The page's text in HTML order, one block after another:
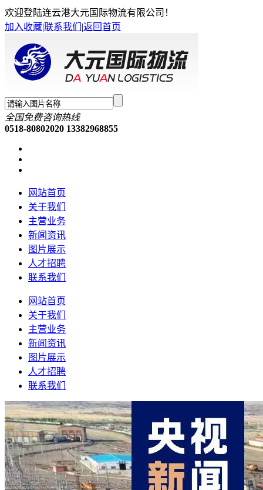
欢迎登陆连云港大元国际物流有限公司！
加入收藏|联系我们 |返回首页
全国免费咨询热线
0518-80802020 13382968855
网站首页
关于我们
主营业务
新闻资讯
图片展示
人才招聘
联系我们
网站首页
关于我们
主营业务
新闻资讯
图片展示
人才招聘
联系我们